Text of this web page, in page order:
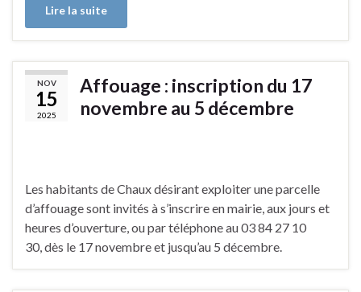
Lire la suite
NOV
15
2025
Affouage : inscription du 17
novembre au 5 décembre
Les habitants de Chaux désirant exploiter une parcelle
d’affouage sont invités à s’inscrire en mairie, aux jours et
heures d’ouverture, ou par téléphone au 03 84 27 10
30, dès le 17 novembre et jusqu’au 5 décembre.